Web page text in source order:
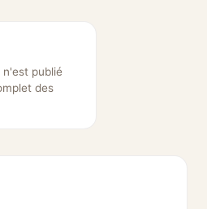
publié
des